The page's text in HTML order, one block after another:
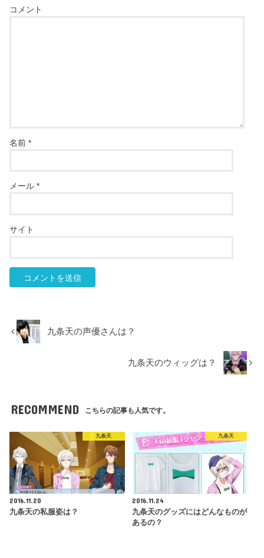
コメント
名前*
メール*
サイト
九条天の声優さんは？
九条天のウィッグは？
RECOMMEND こちらの記事も人気です。
九条天
2016.11.20
九条天の私服姿は？
九条天
2016.11.24
九条天のグッズにはどんなものが
あるの？